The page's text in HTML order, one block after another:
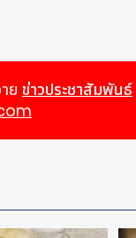
ย ข่าวประชาสัมพันธ์